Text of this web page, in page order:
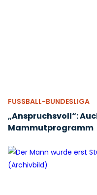
FUSSBALL-BUNDESLIGA
„Anspruchsvoll“:
Mammutprogramm